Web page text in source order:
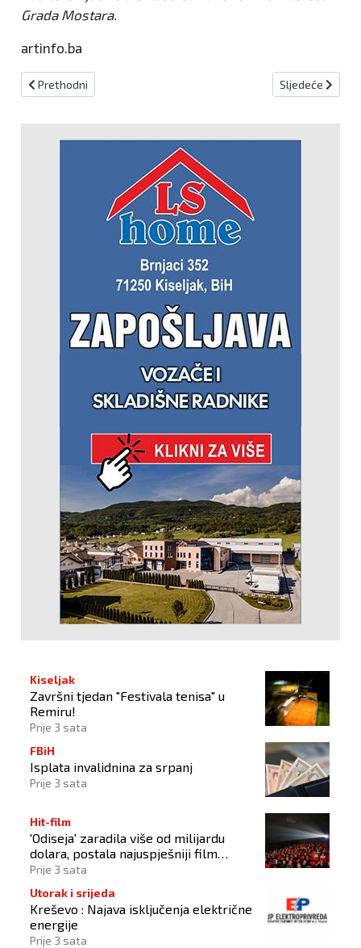
Grada Mostara.
artinfo.ba
Prethodni članak: Bećirović pravo Hrvata na biranje vlastitog
Prethodni Sljedeći
Sljedeće
Kiseljak
Završni tjedan "Festivala tenisa" u
Remiru!
Prije 3 sata
FBiH
Isplata invalidnina za srpanj
Prije 3 sata
Hit-film
'Odiseja' zaradila više od milijardu
dolara, postala najuspješniji film
Christophera Nolana
Prije 3 sata
Utorak i srijeda
Kreševo : Najava isključenja električne
energije
Prije 3 sata